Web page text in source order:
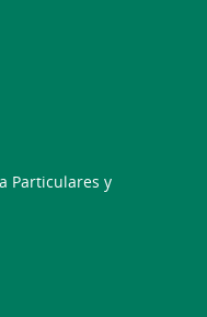
Particulares y